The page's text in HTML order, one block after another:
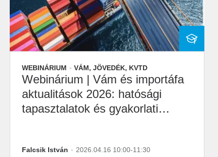
WEBINÁRIUM VÁM, JÖVEDÉK, KVTD
Webinárium | Vám és importáfa
aktualitások 2026: hatósági
tapasztalatok és gyakorlati
Falcsik István 2026.04.16 10:00-11:30